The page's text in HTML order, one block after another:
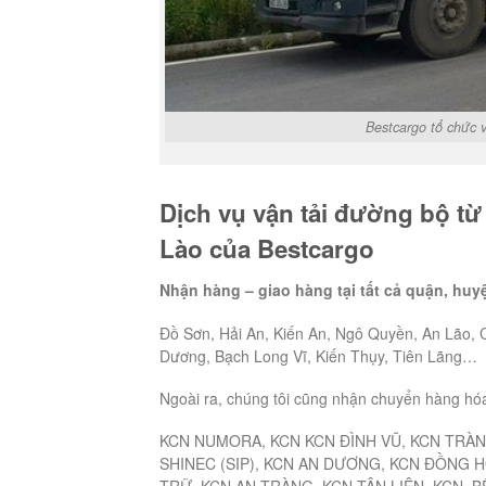
Bestcargo tổ chức
Dịch vụ vận tải đường bộ
Lào của Bestcargo
Nhận hàng – giao hàng tại tất cả quận,
Đồ Sơn, Hải An, Kiến An, Ngô Quyền, An
Dương, Bạch Long Vĩ, Kiến Thụy, Tiên Lãng…
Ngoài ra, chúng tôi cũng nhận chuyển hàng
KCN NUMORA, KCN KCN ĐÌNH VŨ, KCN
SHINEC (SIP), KCN AN DƯƠNG, KCN ĐỒNG